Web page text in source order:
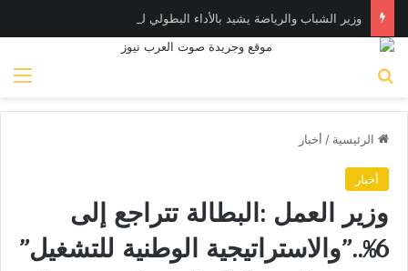
الرئيسية / أخبار
أخبار
وزير العمل :البطالة تتراجع إلى
6%..”والاستراتيجية الوطنية للتشغيل”